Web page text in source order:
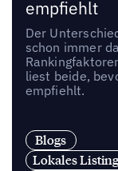
empfiehlt
Der
schon immer
liest beide,
empfiehlt.
Blogs
Lokales